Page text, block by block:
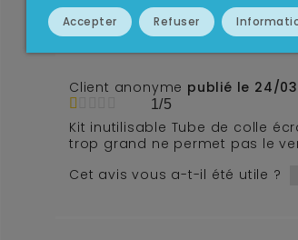
Accepter Refuser
Cet avis vous a-t-il été utile ?
Client anonyme publié le 24/
1/5
Kit inutilisable Tube de colle
trop grand ne permet pas le
Cet avis vous a-t-il été utile ?